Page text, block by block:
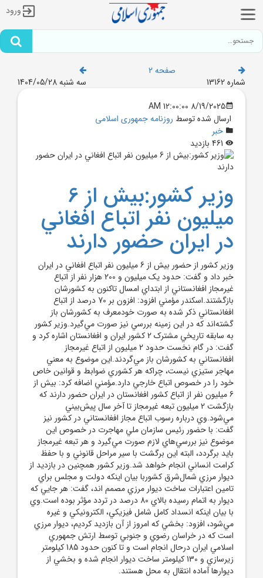
ورود
صفحه 2
شماره 13162
سه شنبه 1404/05/28
8/19/2025 12:00:00 AM
ارسال شده توسط روزنامه جمهوری اسلامی
خبر
وزير کشور:بيش از 6
ميليون نفر اتباع افغاني
در ايران حضور دارند
وزير کشور از حضور بيش از 6 ميليون نفر اتباع افغاني در ايران
خبر داد و گفت: حدود يک ميليون و 200 هزار نفر از اتباع
غيرمجاز افغانستاني از ابتداي امسال تاکنون به کشورشان
بازگشتند.اسکندر مؤمني افزود: افزون بر 70 درصد از اتباع
افغانستاني ذکر شده به صورت خودمعرف به کشورشان باز
گشته‌اند که در اين زمينه بررسي نيز صورت مي‌گيرد.وزير کشور
به سابقه تاريخي مشترک 2 کشور ايران و افغانستان اشاره کرد و
گفت: در گام نخست حدود 2 ميليون از اتباع غيرمجاز
افغانستاني به کشورشان باز مي‌گردند.اين موضوع به معني
مهاجر ستيزي نيست، چراکه هر کشوري ضوابط و قوانين خاص
خود را در خصوص اتباع خارجي دارد.مؤمني اضافه کرد: بيش از
6 ميليون نفر از اتباع کشور افغانستان در ايران حضور دارند که
بازگشت 2 ميليون تبعه غيرمجاز تا آخر سال پيش‌بيني
مي‌شود.وي درباره رسوب اتباع مجاز افغانستاني در کشور نيز
گفت: با حضور رئيس سازمان ملي مهاجرت در خصوص اين
موضوع نيز بررسي‌هاي لازم صورت مي‌گيرد و هر تبعه غيرمجاز
بايد برگردد، البته اين برگشت با سير مراحل قانوني و با حفظ
کرامت انساني انجام خواهد شد.وزير کشور همچنين در بازديد از
ديوار مرزي شمال‌شرق کشوربا بيان اينکه دولت و مجلس براي
تامين اعتبارات ساخت ديوار مرزي مصمم اند، گفت: هر جايي که
ديوار به اتمام رسيده بالاي 80 درصد در تردد مؤثر بوده است.وي
با بيان اينکه انسداد کامل شامل فيزيکي، الکترونيکي و غيره
مي‌شود، افزود: بخشي که امروز از آن بازديد کرديم، ديوار مرزي
است که در خراسان رضوي و جنوبي توسط ارتش جمهوري
اسلامي ايران درحال انجام است و تا کنون حدود 185 کيلومتر
زيرسازي و 130 کيلومتر ساخت ديوار انجام شده و بخشي از
ديوارها آماده انتقال به محل هستند.